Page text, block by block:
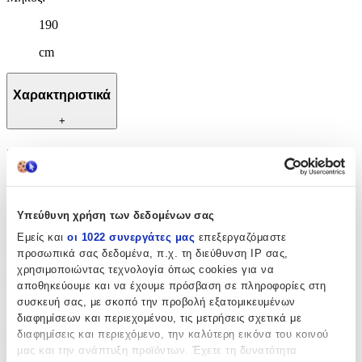
Υπεύθυνη χρήση των δεδομένων σας
Εμείς και οι 1022 συνεργάτες μας επεξεργαζόμαστε
προσωπικά σας δεδομένα, π.χ. τη διεύθυνση IP σας,
χρησιμοποιώντας τεχνολογία όπως cookies για να
αποθηκεύουμε και να έχουμε πρόσβαση σε πληροφορίες στη
συσκευή σας, με σκοπό την προβολή εξατομικευμένων
διαφημίσεων και περιεχομένου, τις μετρήσεις σχετικά με
διαφημίσεις και περιεχόμενο, την καλύτερη εικόνα του κοινού
μας και την ανάπτυξη προϊόντων. Έχετε τη δυνατότητα
190
cm
Χαρακτηριστικά
+
Χαρακτηριστικά
Κατασκευαστής:
Ezzo
Βασικά Χαρακτηριστικά
Ποιότητα:
Συνθετικό
Κατασκευή: